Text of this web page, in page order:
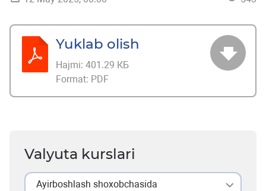
Yuklab olish
Hajmi: 401.29 КБ
Format: PDF
Valyuta kurslari
Ayirboshlash shoxobchasida